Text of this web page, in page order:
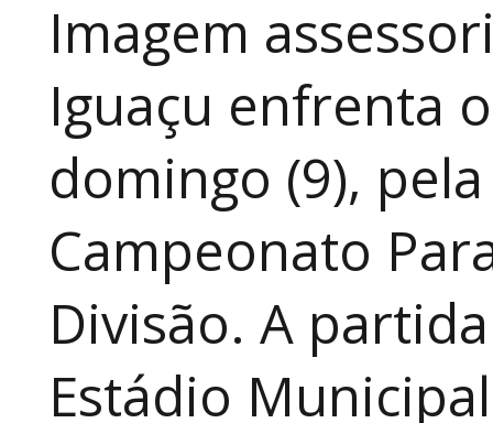
Imagem
Iguaçu enfrenta
domingo (9),
Campeonato
Divisão. A
Estádio